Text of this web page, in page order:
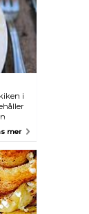
i
mängd
mer